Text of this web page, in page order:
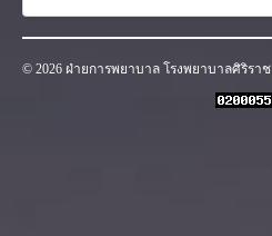
© 2026 ฝ่ายการพยาบาล โรงพยาบาลศิริราช